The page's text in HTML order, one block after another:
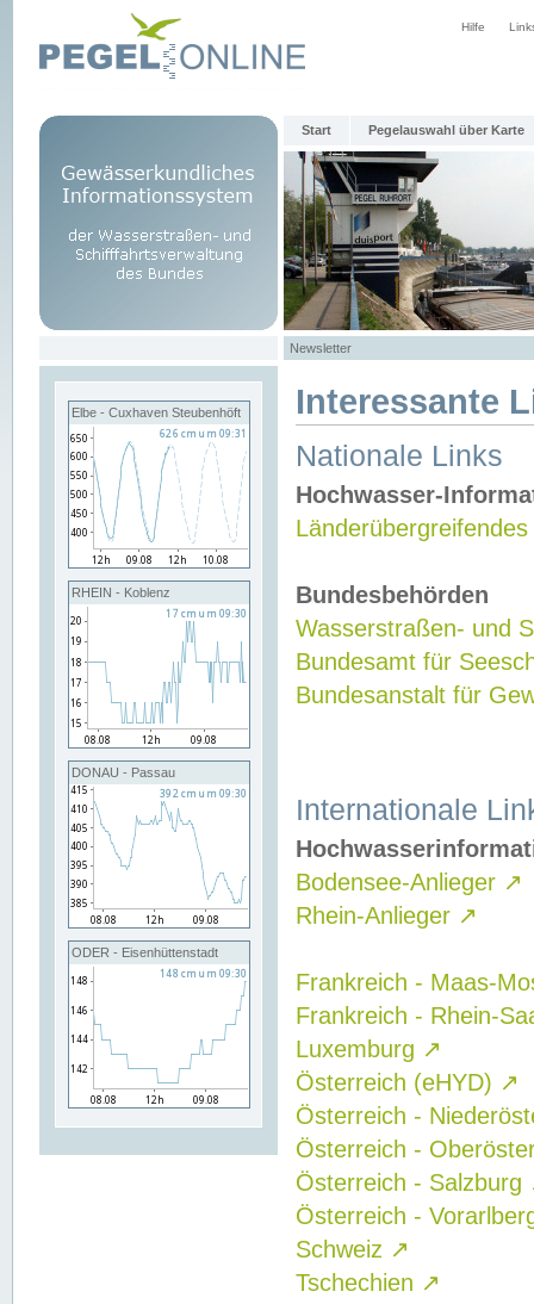
Hilfe
Start Pegelauswahl über Karte
Newsletter
Elbe - Cuxhaven Steubenhöft
RHEIN - Koblenz
DONAU - Passau
ODER - Eisenhüttenstadt
Interessante
Nationale Links
Hochwasser-
Bundesbehörden
Wasserstraßen- und
Bundesamt für
Bundesanstalt für
Internationale
Bodensee-Anlieger ↗
Rhein-Anlieger ↗
Frankreich - Maas-
Frankreich - Rhein-
Luxemburg ↗
Österreich (eHYD) ↗
Österreich -
Österreich -
Österreich - Salzburg
Österreich -
Schweiz ↗
Tschechien ↗